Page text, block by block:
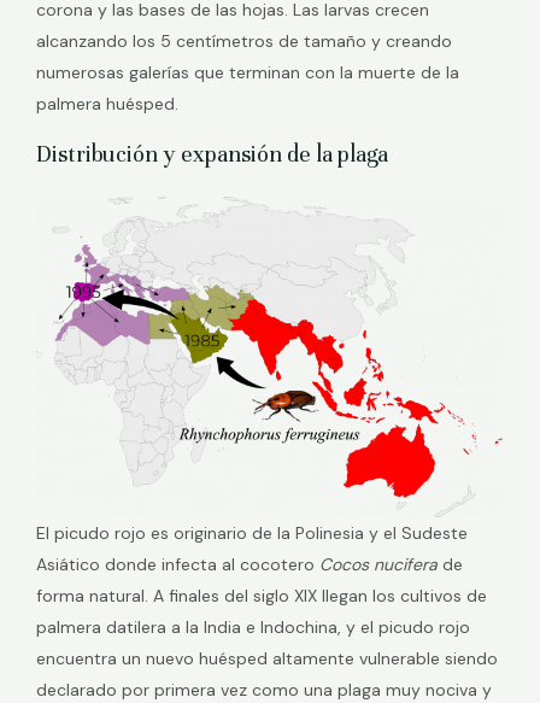
corona y las bases de las hojas. Las larvas crecen
alcanzando los 5 centímetros de tamaño y creando
numerosas galerías que terminan con la muerte de la
palmera huésped.
Distribución y expansión de la plaga
El picudo rojo es originario de la Polinesia y el Sudeste
Asiático donde infecta al cocotero Cocos nucifera de
forma natural. A finales del siglo XIX llegan los cultivos de
palmera datilera a la India e Indochina, y el picudo rojo
encuentra un nuevo huésped altamente vulnerable siendo
declarado por primera vez como una plaga muy nociva y